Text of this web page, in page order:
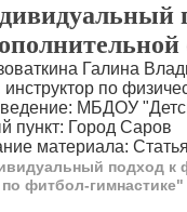
Галина
инструктор по
МБДОУ
пункт: Город Саров
материала: Cтатья
подход к
фитбол-гимнастике"